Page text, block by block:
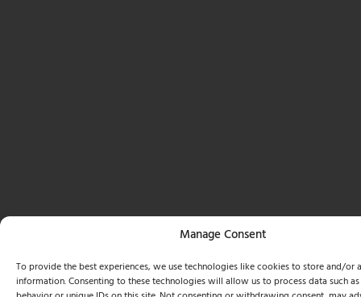
Manage Consent
To provide the best experiences, we use technologies like cookies to store and/or
information. Consenting to these technologies will allow us to process data such